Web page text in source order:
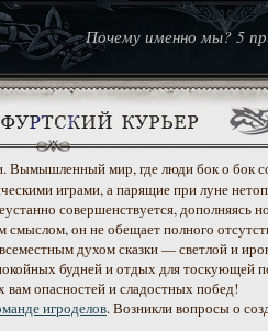
Почему именно мы? 5
Вымышленный мир, где люди бок о бок
играми, а парящие при луне
совершенствуется, дополняясь
он не обещает полного
духом сказки — светлой и
будней и отдых для
опасностей и сладостных побед!
игроделов. Возникли вопросы о